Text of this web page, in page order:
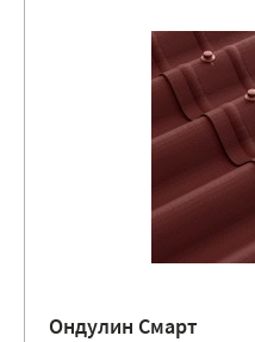
Ондулин Смарт